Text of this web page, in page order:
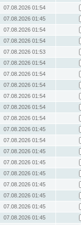
07.08.2026 01:54
07.08.2026 01:45
07.08.2026 01:54
07.08.2026 01:54
07.08.2026 01:53
07.08.2026 01:54
07.08.2026 01:54
07.08.2026 01:54
07.08.2026 01:54
07.08.2026 01:54
07.08.2026 01:54
07.08.2026 01:45
07.08.2026 01:54
07.08.2026 01:45
07.08.2026 01:45
07.08.2026 01:45
07.08.2026 01:45
07.08.2026 01:45
07.08.2026 01:45
07.08.2026 01:45